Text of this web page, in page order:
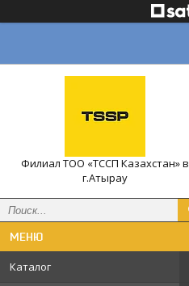
Филиал ТОО «ТССП Казахстан» в
г.Атырау
Каталог